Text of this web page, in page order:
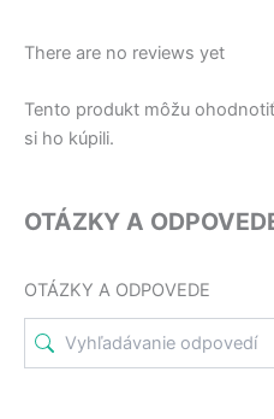
There are no reviews yet
Tento produkt môžu
si ho kúpili.
OTÁZKY A
OTÁZKY A ODPOVEDE